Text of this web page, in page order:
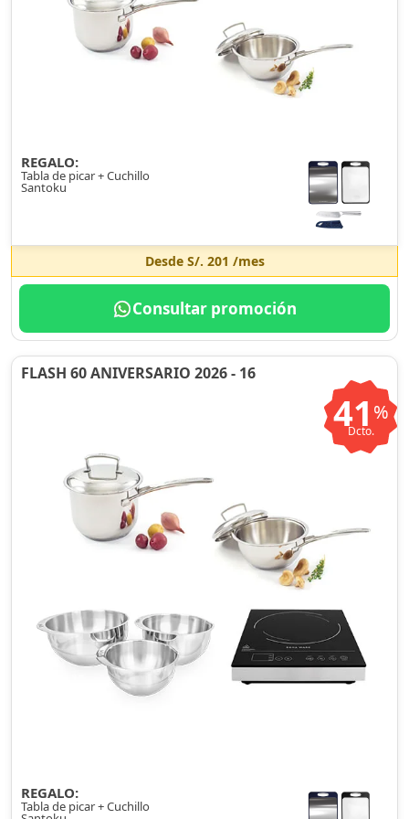
REGALO:
Tabla de picar + Cuchillo
Santoku
Desde S/. 201 /mes
Consultar promoción
FLASH 60 ANIVERSARIO 2026 - 16
41 %
Dcto.
REGALO:
Tabla de picar + Cuchillo